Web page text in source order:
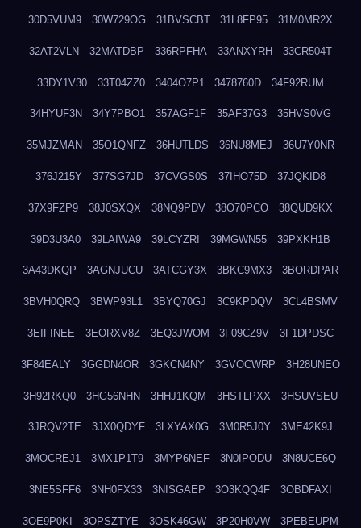
30D5VUM9 30W729OG 31BVSCBT 31L8FP95 31M0MR2X
32AT2VLN 32MATDBP 336RPFHA 33ANXYRH 33CR504T
33DY1V30 33T04ZZ0 3404O7P1 3478760D 34F92RUM
34HYUF3N 34Y7PBO1 357AGF1F 35AF37G3 35HVS0VG
35MJZMAN 35O1QNFZ 36HUTLDS 36NU8MEJ 36U7Y0NR
376J215Y 377SG7JD 37CVGS0S 37IHO75D 37JQKID8
37X9FZP9 38J0SXQX 38NQ9PDV 38O70PCO 38QUD9KX
39D3U3A0 39LAIWA9 39LCYZRI 39MGWN55 39PXKH1B
3A43DKQP 3AGNJUCU 3ATCGY3X 3BKC9MX3 3BORDPAR
3BVH0QRQ 3BWP93L1 3BYQ70GJ 3C9KPDQV 3CL4BSMV
3EIFINEE 3EORXV8Z 3EQ3JWOM 3F09CZ9V 3F1DPDSC
3F84EALY 3GGDN4OR 3GKCN4NY 3GVOCWRP 3H28UNEO
3H92RKQ0 3HG56NHN 3HHJ1KQM 3HSTLPXX 3HSUVSEU
3JRQV2TE 3JX0QDYF 3LXYAX0G 3M0R5J0Y 3ME42K9J
3MOCREJ1 3MX1P1T9 3MYP6NEF 3N0IPODU 3N8UCE6Q
3NE5SFF6 3NH0FX33 3NISGAEP 3O3KQQ4F 3OBDFAXI
3OE9P0KI 3OPSZTYE 3OSK46GW 3P20H0VW 3PEBEUPM